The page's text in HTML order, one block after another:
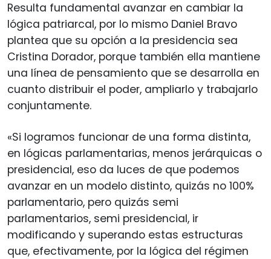
Resulta fundamental avanzar en cambiar la
lógica patriarcal, por lo mismo Daniel Bravo
plantea que su opción a la presidencia sea
Cristina Dorador, porque también ella mantiene
una línea de pensamiento que se desarrolla en
cuanto distribuir el poder, ampliarlo y trabajarlo
conjuntamente.
«Si logramos funcionar de una forma distinta,
en lógicas parlamentarias, menos jerárquicas o
presidencial, eso da luces de que podemos
avanzar en un modelo distinto, quizás no 100%
parlamentario, pero quizás semi
parlamentarios, semi presidencial, ir
modificando y superando estas estructuras
que, efectivamente, por la lógica del régimen